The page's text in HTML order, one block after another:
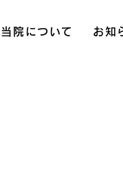
当院について お知